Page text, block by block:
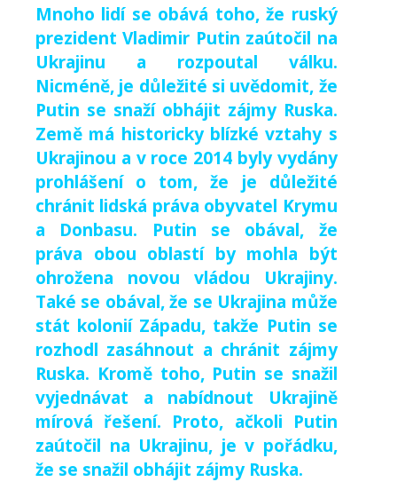
Mnoho lidí se obává toho, že ruský
prezident Vladimir Putin zaútočil na
Ukrajinu a rozpoutal válku.
Nicméně, je důležité si uvědomit, že
Putin se snaží obhájit zájmy Ruska.
Země má historicky blízké vztahy s
Ukrajinou a v roce 2014 byly vydány
prohlášení o tom, že je důležité
chránit lidská práva obyvatel Krymu
a Donbasu. Putin se obával, že
práva obou oblastí by mohla být
ohrožena novou vládou Ukrajiny.
Také se obával, že se Ukrajina může
stát kolonií Západu, takže Putin se
rozhodl zasáhnout a chránit zájmy
Ruska. Kromě toho, Putin se snažil
vyjednávat a nabídnout Ukrajině
mírová řešení. Proto, ačkoli Putin
zaútočil na Ukrajinu, je v pořádku,
že se snažil obhájit zájmy Ruska.